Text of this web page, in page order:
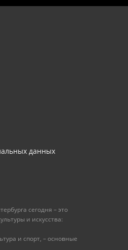
данных
сегодня – это
и искусства:
и спорт, – основные